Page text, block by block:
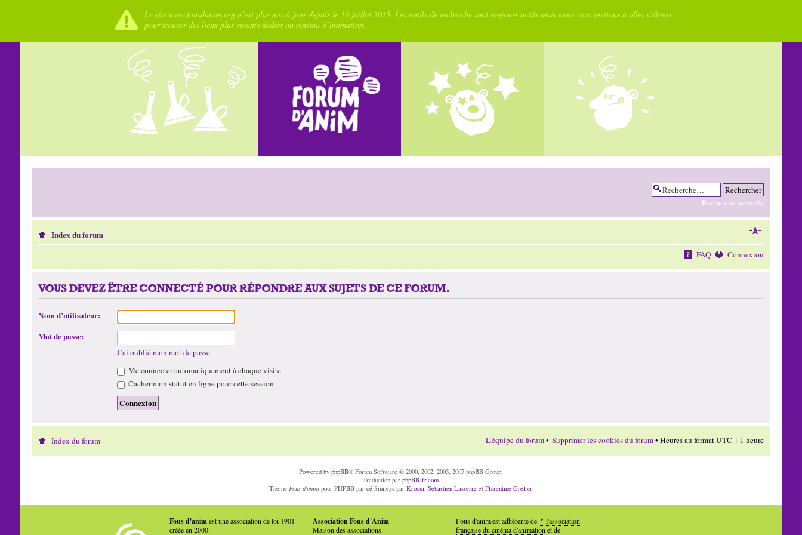
Le site www.fousdanim.org n’est plus mis à jour depuis le 10 juillet 2015. Les outils de recherche sont toujours actifs mais nous vous invitons à allerailleurs
pour trouver des lieux plus vivants dédiés au cinéma d’animation.
Recherche avancée
Index du forum
FAQ Connexion
VOUS DEVEZ ÊTRE CONNECTÉ POUR RÉPONDRE AUX SUJETS DE CE FORUM.
Nom d’utilisateur:
Mot de passe:
J’ai oublié mon mot de passe
Me connecter automatiquement à chaque visite
Cacher mon statut en ligne pour cette session
Index du forum L’équipe du forum• Supprimer les cookies du forum• Heures au format UTC + 1 heure
Powered by phpBB® Forum Software © 2000, 2002, 2005, 2007 phpBB Group.
Traduction parphpBB-fr.com
Thème Fous d'anim pour PHPBB parcé Smileys parKrocui ,Sebastien Lasserre etFlorentine Grelier
Fous d'animest une association de loi 1901
créée en 2000.
Association Fous d'Anim
Maison des associations
Fous d'anim est adhérente de
l'association
française du cinéma d'animation et de